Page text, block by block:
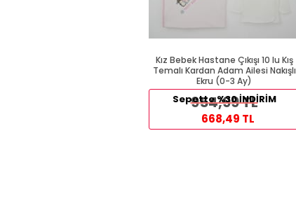
Kız Bebek Hastane Çıkışı 10 lu Kış
Temalı Kardan Adam Ailesi Nakışlı
Ekru (0-3 Ay)
954,99 TL
Sepette %30 İNDİRİM
668,49 TL